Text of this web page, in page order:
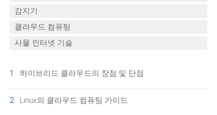
감지기
클라우드 컴퓨팅
사물 인터넷 기술
하이브리드 클라우드의 장점 및 단점
Linux의 클라우드 컴퓨팅 가이드